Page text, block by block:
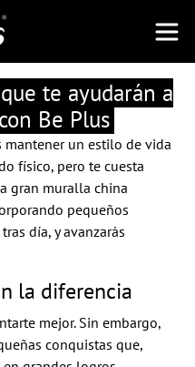
te ayudarán a
Be Plus
mantener un estilo de vida
físico, pero te cuesta
gran muralla china
pequeños
día, y avanzarás
la diferencia
mejor. Sin embargo,
conquistas que,